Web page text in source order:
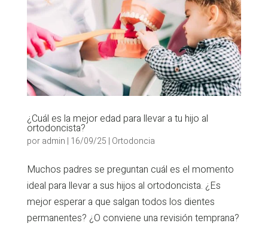
¿Cuál es la mejor edad para llevar a tu hijo al
ortodoncista?
poradmin | 16/09/25 | Ortodoncia
Muchos padres se preguntan cuál es el momento
ideal para llevar a sus hijos al ortodoncista. ¿Es
mejor esperar a que salgan todos los dientes
permanentes? ¿O conviene una revisión temprana?